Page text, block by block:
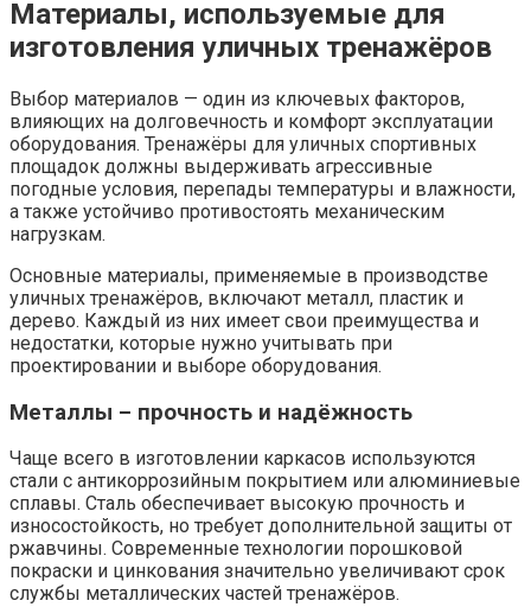
Материалы, используемые для
изготовления уличных тренажёров
Выбор материалов — один из ключевых факторов,
влияющих на долговечность и комфорт эксплуатации
оборудования. Тренажёры для уличных спортивных
площадок должны выдерживать агрессивные
погодные условия, перепады температуры и влажности,
а также устойчиво противостоять механическим
нагрузкам.
Основные материалы, применяемые в производстве
уличных тренажёров, включают металл, пластик и
дерево. Каждый из них имеет свои преимущества и
недостатки, которые нужно учитывать при
проектировании и выборе оборудования.
Металлы – прочность и надёжность
Чаще всего в изготовлении каркасов используются
стали с антикоррозийным покрытием или алюминиевые
сплавы. Сталь обеспечивает высокую прочность и
износостойкость, но требует дополнительной защиты от
ржавчины. Современные технологии порошковой
покраски и цинкования значительно увеличивают срок
службы металлических частей тренажёров.